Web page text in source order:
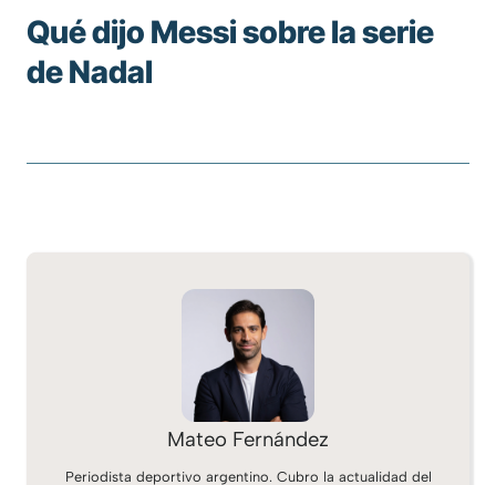
Qué dijo Messi sobre la serie
de Nadal
Mateo Fernández
Periodista deportivo argentino. Cubro la actualidad del